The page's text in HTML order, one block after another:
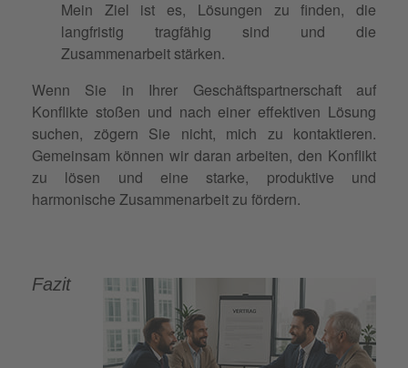
Mein Ziel ist es, Lösungen zu finden, die
langfristig tragfähig sind und die
Zusammenarbeit stärken.
Wenn Sie in Ihrer Geschäftspartnerschaft auf
Konflikte stoßen und nach einer effektiven Lösung
suchen, zögern Sie nicht, mich zu kontaktieren.
Gemeinsam können wir daran arbeiten, den Konflikt
zu lösen und eine starke, produktive und
harmonische Zusammenarbeit zu fördern.
Fazit